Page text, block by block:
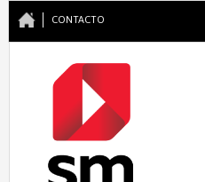
CONTACTO